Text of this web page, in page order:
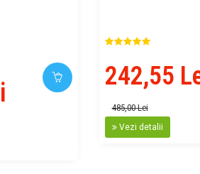
242,55
485,00 Lei
Vezi detalii